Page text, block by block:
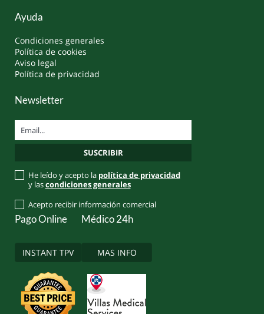
Ayuda
Condiciones generales
Política de cookies
Aviso legal
Política de privacidad
Newsletter
He leído y acepto la política de privacidad
y lascondiciones generales
Acepto recibir información comercial
Pago Online
INSTANT TPV
Médico 24h
MAS INFO